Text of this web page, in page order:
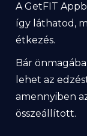
A GetFIT
így láthatod,
étkezés.
Bár
lehet az
amennyiben
összeállított.